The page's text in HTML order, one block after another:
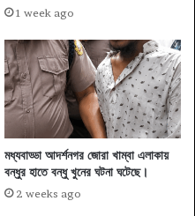
1 week ago
মধ্যবাড্ডা আদর্শনগর জোরা খাম্বা এলাকায়
বন্ধুর হাতে বন্ধু খুনের ঘটনা ঘটেছে।
2 weeks ago